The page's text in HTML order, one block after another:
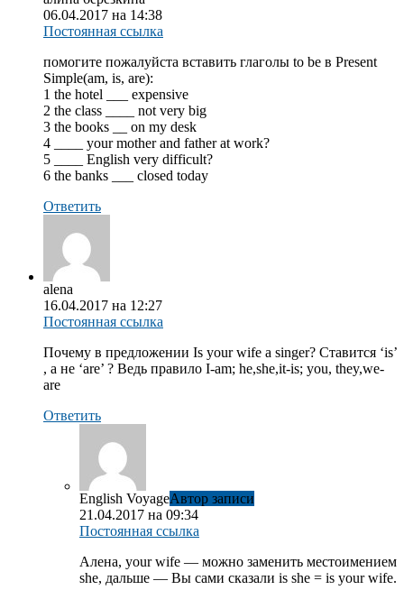
06.04.2017 на 14:38
Постоянная ссылка
помогите пожалуйста вставить глаголы to be в Present
Simple(am, is, are):
1 the hotel ___ expensive
2 the class ____ not very big
3 the books __ on my desk
4 ____ your mother and father at work?
5 ____ English very difficult?
6 the banks ___ closed today
Ответить
alena
16.04.2017 на 12:27
Постоянная ссылка
Почему в предложении Is your wife a singer? Ставится ‘is’
, а не ‘are’ ? Ведь правило I-am; he,she,it-is; you, they,we-
are
Ответить
English VoyageАвтор записи
21.04.2017 на 09:34
Постоянная ссылка
Алена, your wife — можно заменить местоимением
she, дальше — Вы сами сказали is she = is your wife.